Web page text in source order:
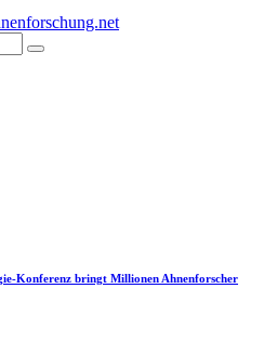
Konferenz bringt Millionen Ahnenforscher